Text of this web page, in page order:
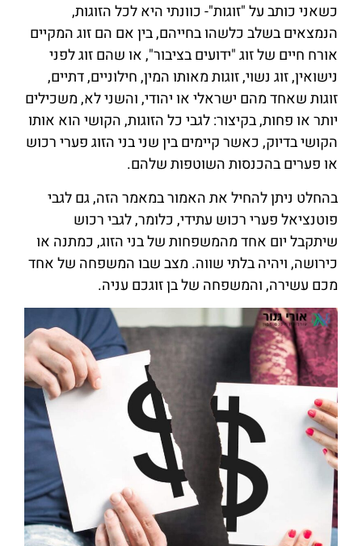
כשאני כותב על "זוגות"- כוונתי היא לכל הזוגות,
הנמצאים בשלב כלשהו בחייהם, בין אם הם זוג המקיים
אורח חיים של זוג "ידועים בציבור", או שהם זוג לפני
נישואין, זוג נשוי, זוגות מאותו המין, חילוניים, דתיים,
זוגות שאחד מהם ישראלי או יהודי, והשני לא, משכילים
יותר או פחות, בקיצור: לגבי כל הזוגות, הקושי הוא אותו
הקושי בדיוק, כאשר קיימים בין שני בני הזוג פערי רכוש
או פערים בהכנסות השוטפות שלהם.
בהחלט ניתן להחיל את האמור במאמר הזה, גם לגבי
פוטנציאל פערי רכוש עתידי, כלומר, לגבי רכוש
שיתקבל יום אחד מהמשפחות של בני הזוג, כמתנה או
כירושה, ויהיה בלתי שווה. מצב שבו המשפחה של אחד
מכם עשירה, והמשפחה של בן זוגכם עניה.